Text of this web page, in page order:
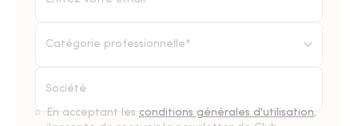
Catégorie professionnelle*
En acceptant les conditions générales d'utilisation,